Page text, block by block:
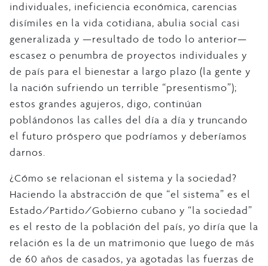
individuales, ineficiencia económica, carencias
disímiles en la vida cotidiana, abulia social casi
generalizada y —resultado de todo lo anterior—
escasez o penumbra de proyectos individuales y
de país para el bienestar a largo plazo (la gente y
la nación sufriendo un terrible “presentismo”);
estos grandes agujeros, digo, continúan
poblándonos las calles del día a día y truncando
el futuro próspero que podríamos y deberíamos
darnos.
¿Cómo se relacionan el sistema y la sociedad?
Haciendo la abstracción de que “el sistema” es el
Estado/Partido/Gobierno cubano y “la sociedad”
es el resto de la población del país, yo diría que la
relación es la de un matrimonio que luego de más
de 60 años de casados, ya agotadas las fuerzas de